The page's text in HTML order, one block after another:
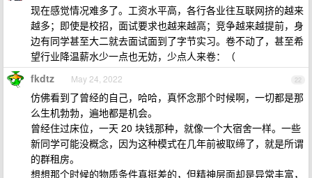
现在感觉情况难多了。工资水平高，各行各业往互联网挤的越来
越多；即使是校招，面试要求也越来越高；竞争越来越提前，身
边有同学甚至大二就去面试面到了字节实习。卷不动了，甚至希
望行业降温薪水少一点也无妨，少点人来卷：（
22
fkdtz May 24, 2022
仿佛看到了曾经的自己，哈哈，真怀念那个时候啊，一切都是那
么生机勃勃，遍地都是机会。
曾经住过床位，一天 20 块钱那种，就像一个大宿舍一样。一些
新同学可能没概念，因为这种模式在几年前被取缔了，就是所谓
的群租房。
想想那个时候的物质条件真挺差的，但精神层面却是异常丰富，